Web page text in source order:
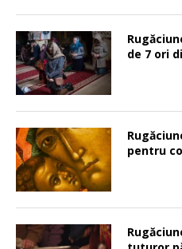
de 7 ori
pentru